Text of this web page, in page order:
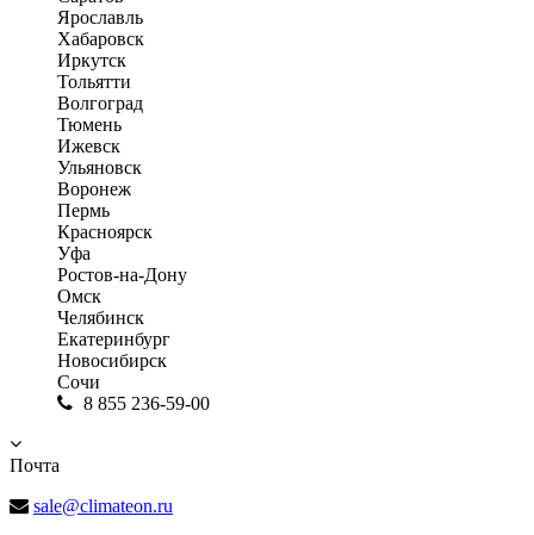
Ярославль
Хабаровск
Иркутск
Тольятти
Волгоград
Тюмень
Ижевск
Ульяновск
Воронеж
Пермь
Красноярск
Уфа
Ростов-на-Дону
Омск
Челябинск
Екатеринбург
Новосибирск
Сочи
8 855 236-59-00
Почта
sale@climateon.ru